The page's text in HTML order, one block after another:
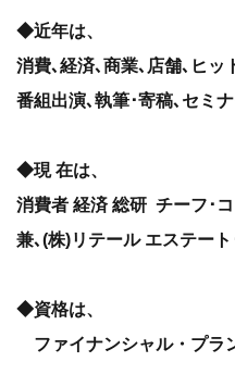
◆近年は、
消費､経済､商業､店舗､ヒッ
番組出演､執筆･寄稿､セミ
◆現 在は、
消費者 経済 総研 チーフ･
兼､(株)リテール エステー
◆資格は、
ファイナンシャル・プラ